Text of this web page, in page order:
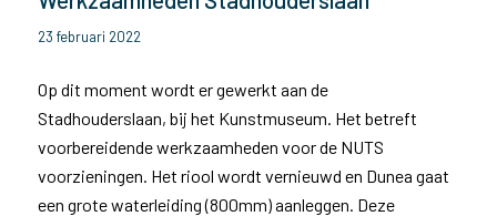
23 februari 2022
Op dit moment wordt er gewerkt aan de
Stadhouderslaan, bij het Kunstmuseum. Het betreft
voorbereidende werkzaamheden voor de NUTS
voorzieningen. Het riool wordt vernieuwd en Dunea gaat
een grote waterleiding (800mm) aanleggen. Deze